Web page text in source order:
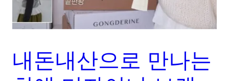
내돈내산으로 만나는